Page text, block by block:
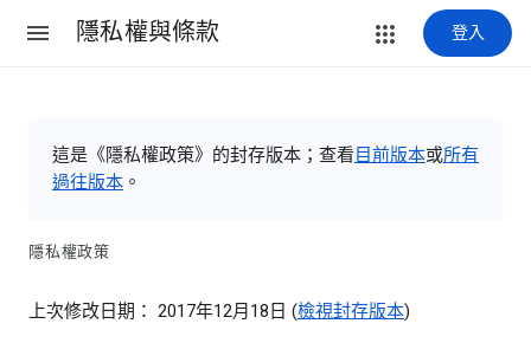
隱私權與條款 登入
這是《隱私權政策》的封存版本；查看 目前版本或所有
過往版本 。
隱私權政策
上次修改日期： 2017年12月18日 (檢視封存版本)